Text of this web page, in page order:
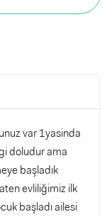
var 1yasinda
doludur ama
başladık
evliliğimiz ilk
başladı ailesi